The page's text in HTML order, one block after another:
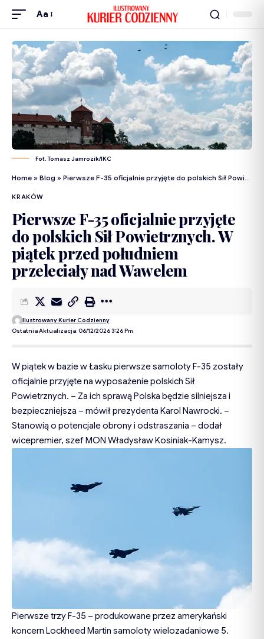
Aa
Fot. Tomasz Jamrozik/IKC
Home » Blog » Pierwsze F-35 oficjalnie przyjęte do polskich Sił Powietrznych. W piątek przed południem przeleciały nad Wawelem
KRAKÓW
Pierwsze F-35 oficjalnie przyjęte
do polskich Sił Powietrznych. W
piątek przed południem
przeleciały nad Wawelem
Ostatnia Aktualizacja: 06/12/2026 3:26 Pm
Ilustrowany Kurier Codzienny
W piątek w bazie w Łasku pierwsze samoloty F-35 zostały
oficjalnie przyjęte na wyposażenie polskich Sił
Powietrznych. – Za ich sprawą Polska będzie silniejsza i
bezpieczniejsza – mówił prezydenta Karol Nawrocki. –
Stanowią o potencjale obrony i odstraszania – dodał
wicepremier, szef MON Władysław Kosiniak-Kamysz.
Pierwsze trzy F-35 – produkowane przez amerykański
koncern Lockheed Martin samoloty wielozadaniowe 5.